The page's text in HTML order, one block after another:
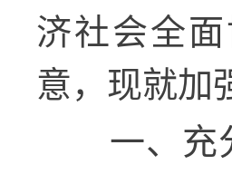
济社会全
意，现就加
一、充